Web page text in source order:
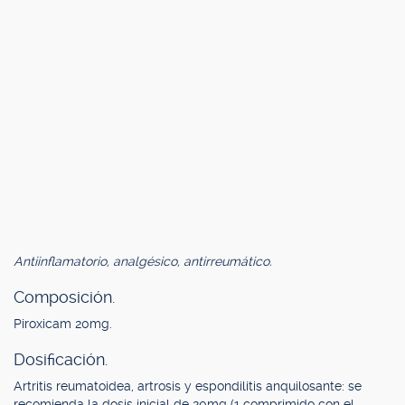
Antiinflamatorio, analgésico, antirreumático.
Composición.
Piroxicam 20mg.
Dosificación.
Artritis reumatoidea, artrosis y espondilitis anquilosante: se